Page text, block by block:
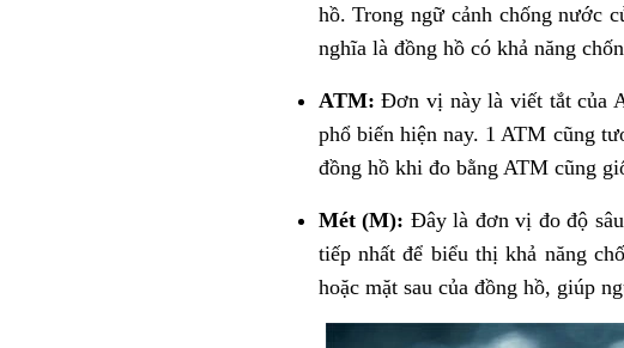
hồ. Trong ngữ cảnh chống nước
nghĩa là đồng hồ có khả năng
ATM: Đơn vị này là viết tắt của
phổ biến hiện nay. 1 ATM cũng
đồng hồ khi đo bằng ATM cũng
Mét (M): Đây là đơn vị đo độ
tiếp nhất để biểu thị khả năng
hoặc mặt sau của đồng hồ, giúp